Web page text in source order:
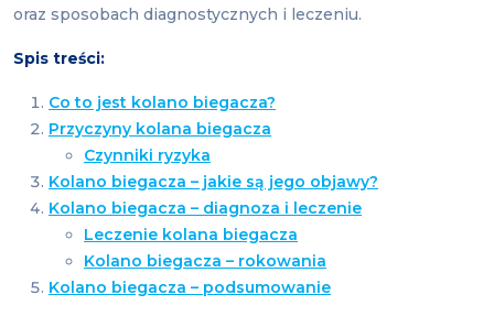
oraz sposobach diagnostycznych i leczeniu.
Spis treści:
Co to jest kolano biegacza?
Przyczyny kolana biegacza
Czynniki ryzyka
Kolano biegacza – jakie są jego objawy?
Kolano biegacza – diagnoza i leczenie
Leczenie kolana biegacza
Kolano biegacza – rokowania
Kolano biegacza – podsumowanie